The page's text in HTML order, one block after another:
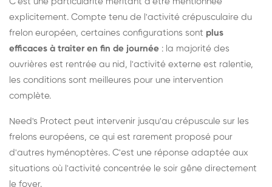
explicitement. Compte tenu de l'activité crépusculaire du
frelon européen, certaines configurations sont plus
efficaces à traiter en fin de journée : la majorité des
ouvrières est rentrée au nid, l'activité externe est ralentie,
les conditions sont meilleures pour une intervention
complète.
Need's Protect peut intervenir jusqu'au crépuscule sur les
frelons européens, ce qui est rarement proposé pour
d'autres hyménoptères. C'est une réponse adaptée aux
situations où l'activité concentrée le soir gêne directement
le foyer.